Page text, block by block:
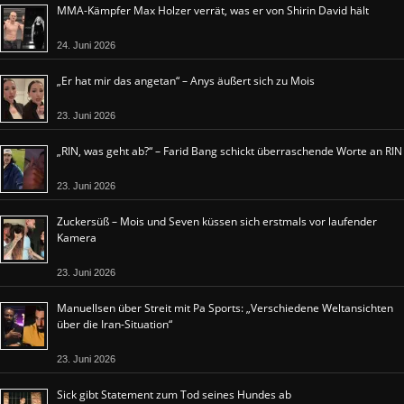
MMA-Kämpfer Max Holzer verrät, was er von Shirin David hält
24. Juni 2026
„Er hat mir das angetan“ – Anys äußert sich zu Mois
23. Juni 2026
„RIN, was geht ab?“ – Farid Bang schickt überraschende Worte an RIN
23. Juni 2026
Zuckersüß – Mois und Seven küssen sich erstmals vor laufender
Kamera
23. Juni 2026
Manuellsen über Streit mit Pa Sports: „Verschiedene Weltansichten
über die Iran-Situation“
23. Juni 2026
Sick gibt Statement zum Tod seines Hundes ab